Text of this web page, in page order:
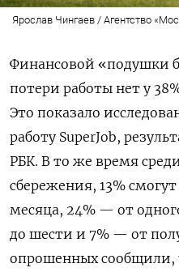
Ярослав Чингаев / Агентство
Финансовой «подушки
потери работы нет у
Это показало
работу SuperJob,
РБК. В то же время
сбережения, 13%
месяца, 24% — от
до шести и 7% — от
опрошенных сообщили,